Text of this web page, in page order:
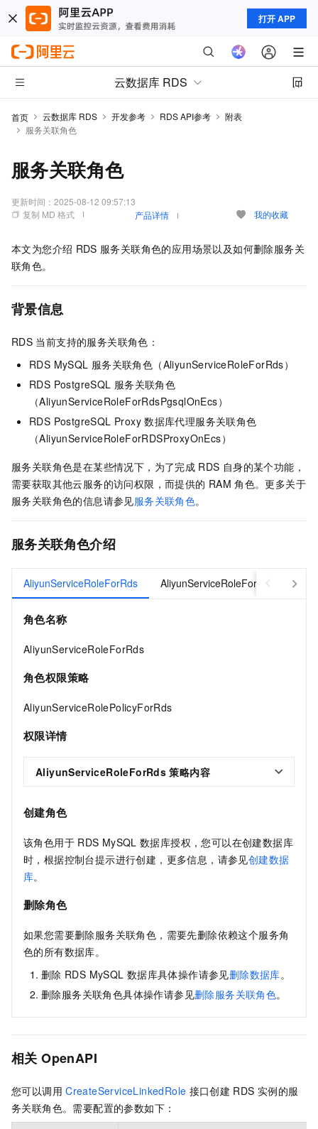
打开 APP
云数据库 RDS
首页 云数据库 RDS 开发参考 RDS API参考
附表
服务关联角色
服务关联角色
更新时间： 2025-08-12 09:57:13
复制 MD 格式
产品详情 我的收藏
本文为您介绍 RDS 服务关联角色的应用场景以及如何删除服务关
联角色。
背景信息
RDS 当前支持的服务关联角色：
RDS MySQL 服务关联角色（AliyunServiceRoleForRds）
RDS PostgreSQL 服务关联角色
（AliyunServiceRoleForRdsPgsqlOnEcs）
RDS PostgreSQL Proxy 数据库代理服务关联角色
（AliyunServiceRoleForRDSProxyOnEcs）
服务关联角色是在某些情况下，为了完成 RDS 自身的某个功能，
需要获取其他云服务的访问权限，而提供的 RAM 角色。更多关于
服务关联角色的信息请参见服务关联角色。
服务关联角色介绍
AliyunServiceRoleForRds
角色名称
AliyunServiceRoleForRds
角色权限策略
AliyunServiceRolePolicyForRds
权限详情
AliyunServiceRoleForRds 策略内容
创建角色
该角色用于 RDS MySQL 数据库授权，您可以在创建数据库
时，根据控制台提示进行创建，更多信息，请参见创建数据
库。
删除角色
如果您需要删除服务关联角色，需要先删除依赖这个服务角
色的所有数据库。
删除 RDS MySQL 数据库具体操作请参见删除数据库。
删除服务关联角色具体操作请参见删除服务关联角色。
相关 OpenAPI
您可以调用 CreateServiceLinkedRole 接口创建 RDS 实例的服
务关联角色。需要配置的参数如下：